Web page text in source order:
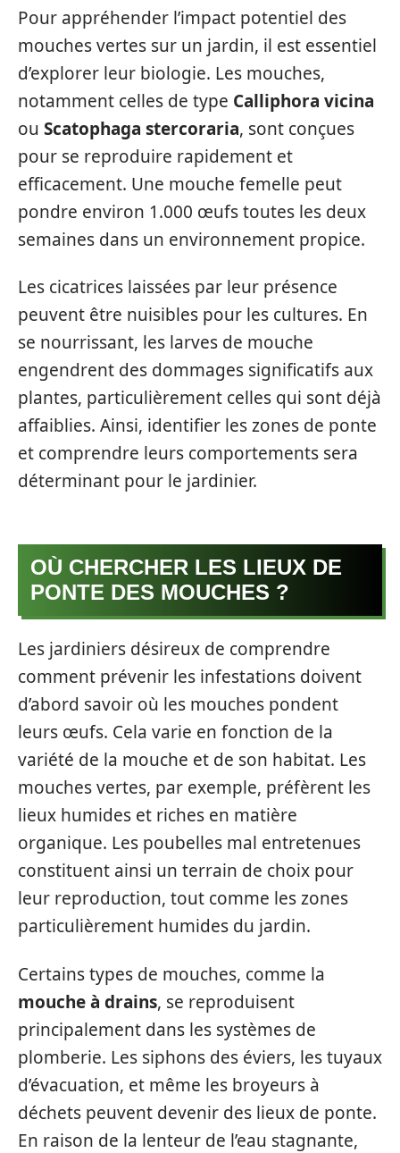
Pour appréhender l’impact potentiel des
mouches vertes sur un jardin, il est essentiel
d’explorer leur biologie. Les mouches,
notamment celles de type Calliphora vicina
ou Scatophaga stercoraria, sont conçues
pour se reproduire rapidement et
efficacement. Une mouche femelle peut
pondre environ 1.000 œufs toutes les deux
semaines dans un environnement propice.
Les cicatrices laissées par leur présence
peuvent être nuisibles pour les cultures. En
se nourrissant, les larves de mouche
engendrent des dommages significatifs aux
plantes, particulièrement celles qui sont déjà
affaiblies. Ainsi, identifier les zones de ponte
et comprendre leurs comportements sera
déterminant pour le jardinier.
OÙ CHERCHER LES LIEUX DE
PONTE DES MOUCHES ?
Les jardiniers désireux de comprendre
comment prévenir les infestations doivent
d’abord savoir où les mouches pondent
leurs œufs. Cela varie en fonction de la
variété de la mouche et de son habitat. Les
mouches vertes, par exemple, préfèrent les
lieux humides et riches en matière
organique. Les poubelles mal entretenues
constituent ainsi un terrain de choix pour
leur reproduction, tout comme les zones
particulièrement humides du jardin.
Certains types de mouches, comme la
mouche à drains, se reproduisent
principalement dans les systèmes de
plomberie. Les siphons des éviers, les tuyaux
d’évacuation, et même les broyeurs à
déchets peuvent devenir des lieux de ponte.
En raison de la lenteur de l’eau stagnante,